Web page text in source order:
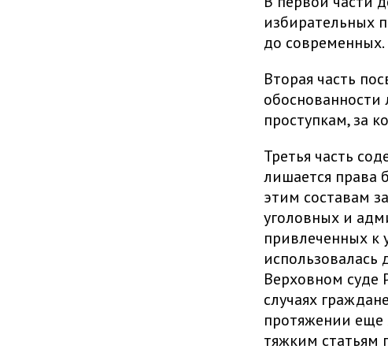
избирательных
до современных.
Вторая часть
обоснованности
проступкам, за
Третья часть
лишается права
этим составам
уголовных и
привлеченных к
использовалась
Верховном суде
случаях
протяжении еще
тяжким статьям